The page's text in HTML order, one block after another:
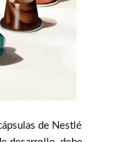
de Nestlé